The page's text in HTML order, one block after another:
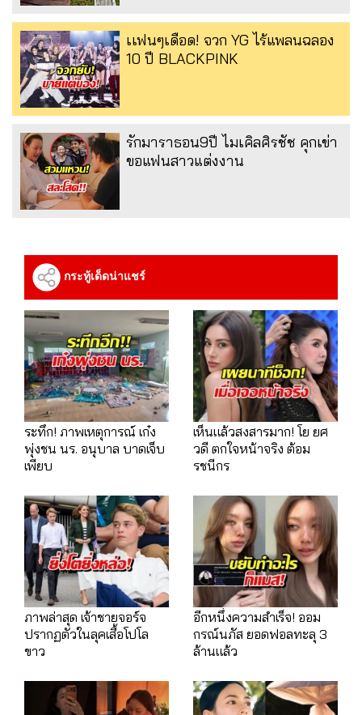
เเฟนๆเดือด! จวก YG ไร้แพลนฉลอง
10 ปี BLACKPINK
รักมาราธอน9ปี ไมเคิลศิรชัช คุกเข่า
ขอแฟนสาวแต่งงาน
กระทู้เด็ดน่าแชร์
ระทึก! ภาพเหตุการณ์ เก๋ง
พุ่งชน นร. อนุบาล บาดเจ็บ
เพียบ
เห็นแล้วสงสารมาก! โย ยศ
วดี ตกใจหน้าจริง ต้อม
รชนีกร
ภาพล่าสุด เจ้าชายจอร์จ
ปรากฏตัวในลุคเสื้อโปโล
ขาว
อีกหนึ่งความสำเร็จ! ออม
กรณ์นภัส ยอดฟอลทะลุ 3
ล้านแล้ว